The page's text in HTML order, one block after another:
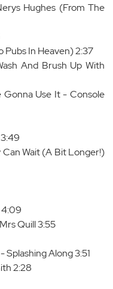
Hughes (From The
Pubs In Heaven) 2:37
And Brush Up With
Gonna Use It - Console
Wait (A Bit Longer!)
4:09
Quill 3:55
Along 3:51
2:28